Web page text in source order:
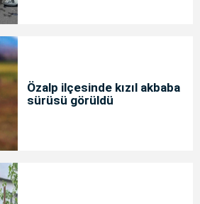
Özalp ilçesinde kızıl akbaba
sürüsü görüldü